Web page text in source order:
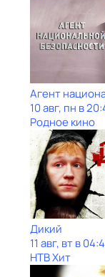
Агент
10 авг, пн в
Родное кино
Дикий
11 авг, вт в
НТВ Хит